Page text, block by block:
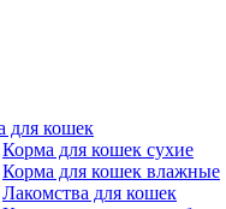
для кошек
Корма для кошек сухие
Корма для кошек влажные
Лакомства для кошек